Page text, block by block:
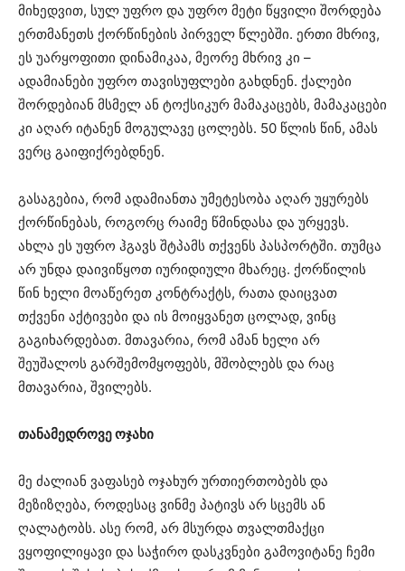
მიხედვით, სულ უფრო და უფრო მეტი წყვილი შორდება
ერთმანეთს ქორწინების პირველ წლებში. ერთი მხრივ,
ეს უარყოფითი დინამიკაა, მეორე მხრივ კი –
ადამიანები უფრო თავისუფლები გახდნენ. ქალები
შორდებიან მსმელ ან ტოქსიკურ მამაკაცებს, მამაკაცები
კი აღარ იტანენ მოგულავე ცოლებს. 50 წლის წინ, ამას
ვერც გაიფიქრებდნენ.
გასაგებია, რომ ადამიანთა უმეტესობა აღარ უყურებს
ქორწინებას, როგორც რაიმე წმინდასა და ურყევს.
ახლა ეს უფრო ჰგავს შტპამს თქვენს პასპორტში. თუმცა
არ უნდა დაივიწყოთ იურიდიული მხარეც. ქორწილის
წინ ხელი მოაწერეთ კონტრაქტს, რათა დაიცვათ
თქვენი აქტივები და ის მოიყვანეთ ცოლად, ვინც
გაგიხარდებათ. მთავარია, რომ ამან ხელი არ
შეუშალოს გარშემომყოფებს, მშობლებს და რაც
მთავარია, შვილებს.
თანამედროვე ოჯახი
მე ძალიან ვაფასებ ოჯახურ ურთიერთობებს და
მეზიზღება, როდესაც ვინმე პატივს არ სცემს ან
ღალატობს. ასე რომ, არ მსურდა თვალთმაქცი
ვყოფილიყავი და საჭირო დასკვნები გამოვიტანე ჩემი